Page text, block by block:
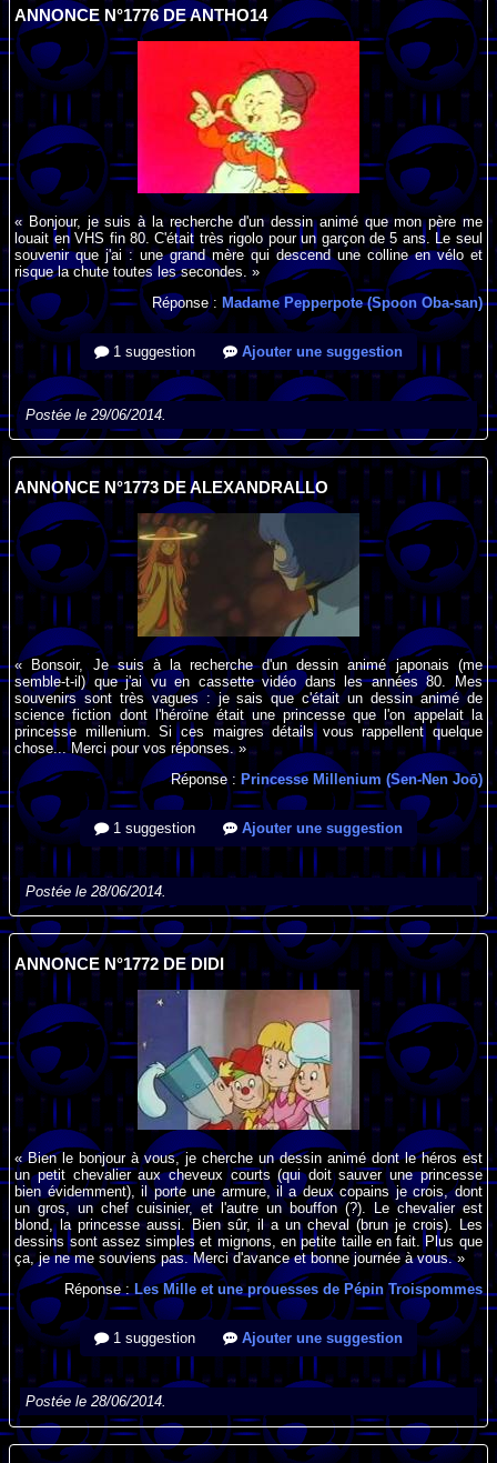
ANNONCE N°1776 DE ANTHO14
« Bonjour, je suis à la recherche d'un dessin animé que mon père me
louait en VHS fin 80. C'était très rigolo pour un garçon de 5 ans. Le seul
souvenir que j'ai : une grand mère qui descend une colline en vélo et
risque la chute toutes les secondes. »
Réponse : Madame Pepperpote (Spoon Oba-san)
1 suggestion Ajouter une suggestion
Postée le 29/06/2014.
ANNONCE N°1773 DE ALEXANDRALLO
« Bonsoir, Je suis à la recherche d'un dessin animé japonais (me
semble-t-il) que j'ai vu en cassette vidéo dans les années 80. Mes
souvenirs sont très vagues : je sais que c'était un dessin animé de
science fiction dont l'héroïne était une princesse que l'on appelait la
princesse millenium. Si ces maigres détails vous rappellent quelque
chose... Merci pour vos réponses. »
Réponse : Princesse Millenium (Sen-Nen Joō)
1 suggestion Ajouter une suggestion
Postée le 28/06/2014.
ANNONCE N°1772 DE DIDI
« Bien le bonjour à vous, je cherche un dessin animé dont le héros est
un petit chevalier aux cheveux courts (qui doit sauver une princesse
bien évidemment), il porte une armure, il a deux copains je crois, dont
un gros, un chef cuisinier, et l'autre un bouffon (?). Le chevalier est
blond, la princesse aussi. Bien sûr, il a un cheval (brun je crois). Les
dessins sont assez simples et mignons, en petite taille en fait. Plus que
ça, je ne me souviens pas. Merci d'avance et bonne journée à vous. »
Réponse :Les Mille et une prouesses de Pépin Troispommes
1 suggestion Ajouter une suggestion
Postée le 28/06/2014.